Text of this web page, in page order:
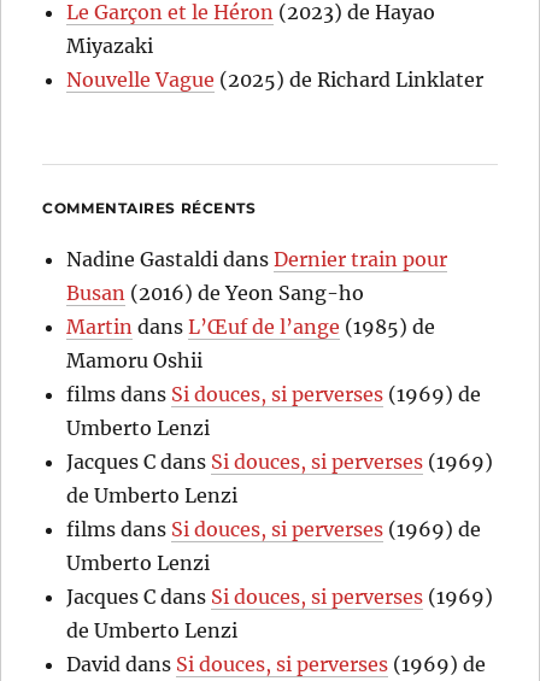
Le Garçon et le Héron (2023) de Hayao
Miyazaki
Nouvelle Vague (2025) de Richard Linklater
COMMENTAIRES RÉCENTS
Nadine Gastaldi dansDernier train pour
Busan (2016) de Yeon Sang-ho
Martin dansL’Œuf de l’ange (1985) de
Mamoru Oshii
films dans Si douces, si perverses (1969) de
Umberto Lenzi
Jacques C dans Si douces, si perverses (1969)
de Umberto Lenzi
films dans Si douces, si perverses (1969) de
Umberto Lenzi
Jacques C dans Si douces, si perverses (1969)
de Umberto Lenzi
David dans Si douces, si perverses (1969) de